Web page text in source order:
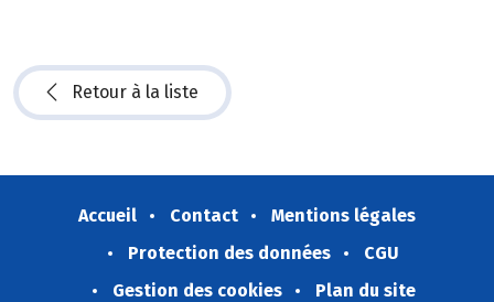
Retour à la liste
Accueil Contact
Mentions légales
Protection des données
CGU
Gestion des cookies
Plan du site